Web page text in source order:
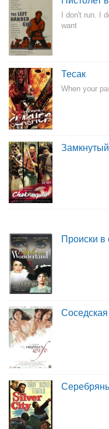
I don't run. I
want
Тесак
When your
Замкнутый
Происки в